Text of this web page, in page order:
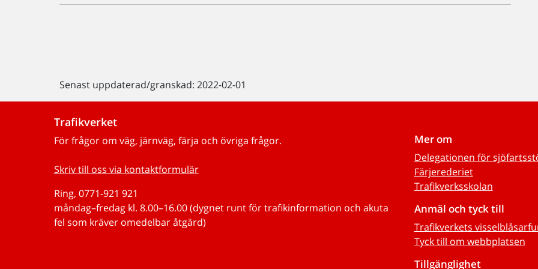
Senast uppdaterad/granskad: 2022-02-01
Trafikverket
För frågor om väg, järnväg, färja och övriga frågor.
Skriv till oss via kontaktformulär
Ring, 0771-921 921
måndag–fredag kl. 8.00–16.00 (dygnet runt för trafikinformation och akuta
fel som kräver omedelbar åtgärd)
Mer om
Delegationen för
Färjerederiet
Trafikverksskolan
Anmäl och tyck till
Trafikverkets
Tyck till om webbplatsen
Tillgänglighet